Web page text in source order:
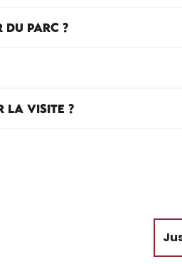
DU PARC ?
LA VISITE ?